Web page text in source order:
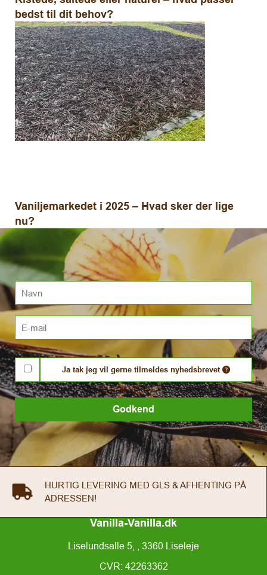
bedst til dit behov?
Vaniljemarkedet i 2025 – Hvad sker der lige
nu?
Navn
Email
Ja tak jeg vil gerne tilmeldes nyhedsbrevet
Godkend
HURTIG LEVERING MED GLS & AFHENTING PÅ
ADRESSEN!
Vanilla-Vanilla.dk
Liselundsalle 5, , 3360 Liseleje
CVR: 42263362